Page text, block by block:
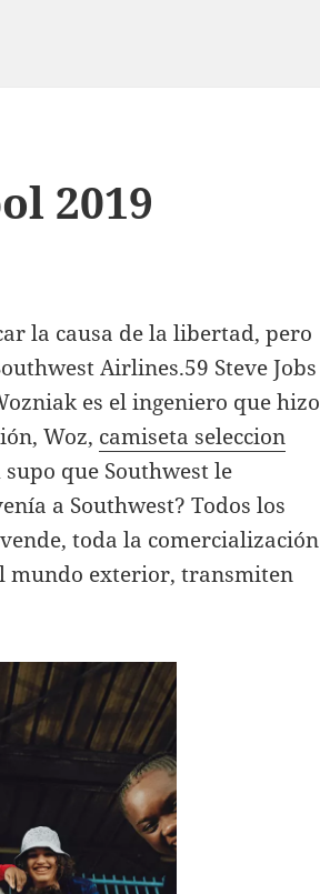
2019
la causa de la libertad, pero
Airlines.59 Steve Jobs
es el ingeniero que hizo
Woz, camiseta seleccion
que Southwest le
a Southwest? Todos los
toda la comercialización
mundo exterior, transmiten